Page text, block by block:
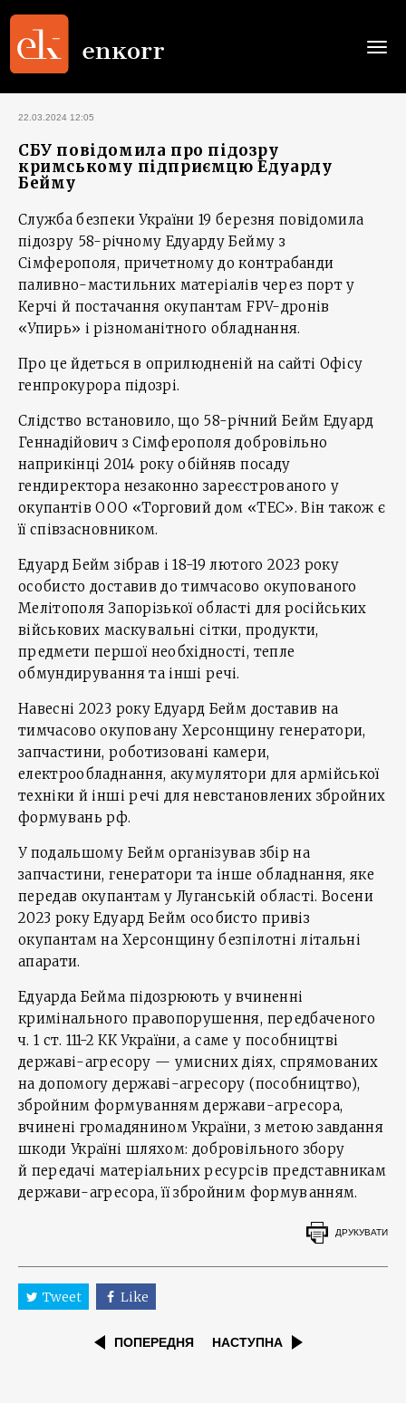
22.03.2024 12:05
СБУ повідомила про підозру
кримському підприємцю Едуарду
Бейму
Служба безпеки України 19 березня повідомила
підозру 58-річному Едуарду Бейму з
Сімферополя, причетному до контрабанди
паливно-мастильних матеріалів через порт у
Керчі й постачання окупантам FPV-дронів
«Упирь» і різноманітного обладнання.
Про це йдеться в оприлюдненій на сайті Офісу
генпрокурора підозрі.
Слідство встановило, що 58-річний Бейм Едуард
Геннадійович з Сімферополя добровільно
наприкінці 2014 року обійняв посаду
гендиректора незаконно зареєстрованого у
окупантів ООО «Торговий дом «ТЕС». Він також є
її співзасновником.
Едуард Бейм зібрав і 18-19 лютого 2023 року
особисто доставив до тимчасово окупованого
Мелітополя Запорізької області для російських
військових маскувальні сітки, продукти,
предмети першої необхідності, тепле
обмундирування та інші речі.
Навесні 2023 року Едуард Бейм доставив на
тимчасово окуповану Херсонщину генератори,
запчастини, роботизовані камери,
електрообладнання, акумулятори для армійської
техніки й інші речі для невстановлених збройних
формувань рф.
У подальшому Бейм організував збір на
запчастини, генератори та інше обладнання, яке
передав окупантам у Луганській області. Восени
2023 року Едуард Бейм особисто привіз
окупантам на Херсонщину безпілотні літальні
апарати.
Едуарда Бейма підозрюють у вчиненні
кримінального правопорушення, передбаченого
ч. 1 ст. 111-2 КК України, а саме у пособництві
державі-агресору — умисних діях, спрямованих
на допомогу державі-агресору (пособництво),
збройним формуванням держави-агресора,
вчинені громадянином України, з метою завдання
шкоди Україні шляхом: добровільного збору
й передачі матеріальних ресурсів представникам
держави-агресора, її збройним формуванням.
ДРУКУВАТИ
Tweet Like
ПОПЕРЕДНЯ НАСТУПНА